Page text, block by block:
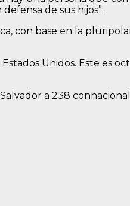
de sus hijos”.
con base en la
Unidos. Este es
a 238